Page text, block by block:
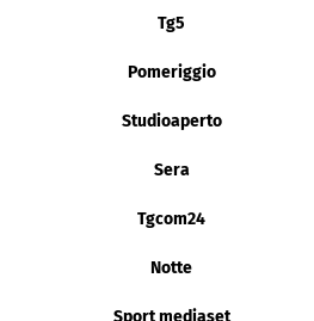
Tg5
Pomeriggio
Studioaperto
Sera
Tgcom24
Notte
Sport mediaset